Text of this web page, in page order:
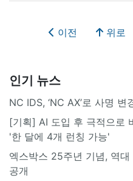
이전 위로
인기 뉴스
NC IDS, ‘NC AX’로 사명 변
[기획] AI 도입 후 극적으로
'한 달에 4개 런칭 가능'
엑스박스 25주년 기념, 역
공개